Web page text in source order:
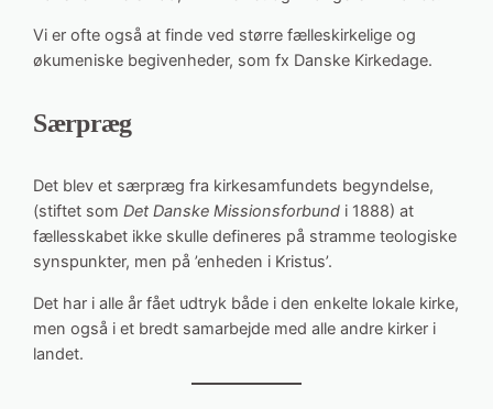
Vi er ofte også at finde ved større fælleskirkelige og
økumeniske begivenheder, som fx Danske Kirkedage.
Særpræg
Det blev et særpræg fra kirkesamfundets begyndelse,
(stiftet somDet Danske Missionsforbund i 1888) at
fællesskabet ikke skulle defineres på stramme teologiske
synspunkter, men på ’enheden i Kristus’.
Det har i alle år fået udtryk både i den enkelte lokale kirke,
men også i et bredt samarbejde med alle andre kirker i
landet.